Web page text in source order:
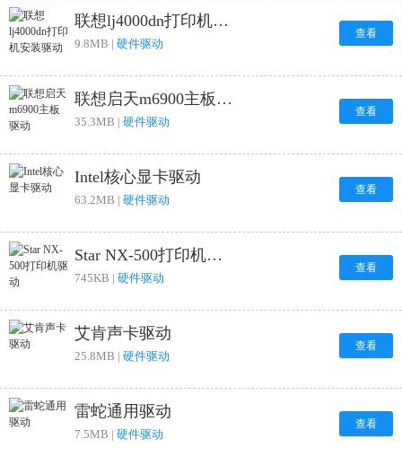
联想lj4000dn打印机安装驱动
9.8MB | 硬件驱动
查看
联想启天m6900主板驱动
35.3MB | 硬件驱动
查看
Intel核心显卡驱动
63.2MB | 硬件驱动
查看
Star NX-500打印机驱动
745KB | 硬件驱动
查看
艾肯声卡驱动
25.8MB | 硬件驱动
查看
雷蛇通用驱动
7.5MB | 硬件驱动
查看